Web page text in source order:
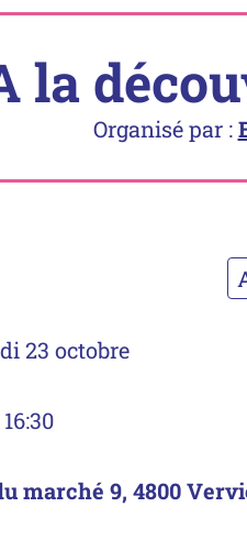
la
Organisé par :
23 octobre
marché 9, 4800